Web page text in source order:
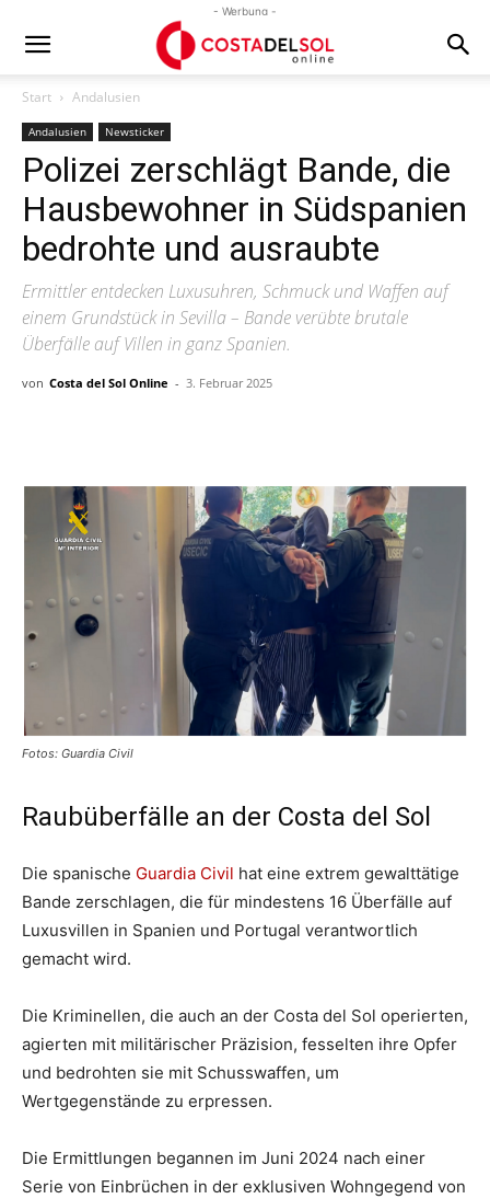
- Werbung -
Start Andalusien
Andalusien Newsticker
Polizei zerschlägt Bande, die
Hausbewohner in Südspanien
bedrohte und ausraubte
Ermittler entdecken Luxusuhren, Schmuck und Waffen auf
einem Grundstück in Sevilla – Bande verübte brutale
Überfälle auf Villen in ganz Spanien.
von Costa del Sol Online - 3. Februar 2025
Fotos: Guardia Civil
Raubüberfälle an der Costa del Sol
Die spanische Guardia Civil hat eine extrem gewalttätige
Bande zerschlagen, die für mindestens 16 Überfälle auf
Luxusvillen in Spanien und Portugal verantwortlich
gemacht wird.
Die Kriminellen, die auch an der Costa del Sol operierten,
agierten mit militärischer Präzision, fesselten ihre Opfer
und bedrohten sie mit Schusswaffen, um
Wertgegenstände zu erpressen.
Die Ermittlungen begannen im Juni 2024 nach einer
Serie von Einbrüchen in der exklusiven Wohngegend von